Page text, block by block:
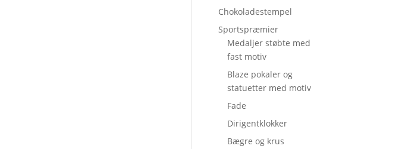
Chokoladestempel
Sportspræmier
Medaljer støbte med
fast motiv
Blaze pokaler og
statuetter med motiv
Fade
Dirigentklokker
Bægre og krus